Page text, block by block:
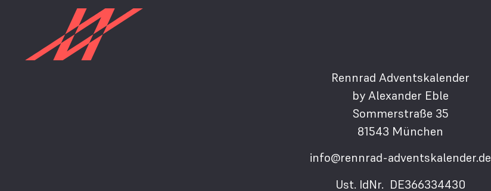
Rennrad Adventskalender
by Alexander Eble
Sommerstraße 35
81543 München
info@rennrad-adventskalender.de
Ust. IdNr. DE366334430